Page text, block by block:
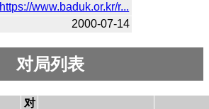
https://www.baduk.or.kr/r...
2000-07-14
对局列表
对